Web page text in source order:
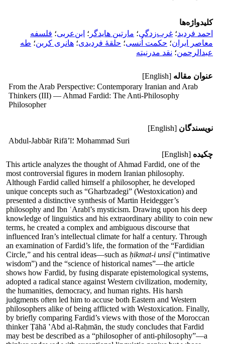
کلیدواژه‌ها
احمد فردید؛ غرب‌زدگی؛ مارتین هایدگر ؛ ابن‌عربی؛ فلسفه
معاصر ایران؛ حکمت اُنسی؛ حلقۀ فردیدی؛ هانری کربن؛ طه
عبدالرحمن؛ نقد مدرنیته
عنوان مقاله [English]
From the Arab Perspective: Contemporary Iranian and Arab
Thinkers (III) — Ahmad Fardid: The Anti-Philosophy
Philosopher
نویسندگان [English]
Abdul-Jabbār Rifā’ī ؛ Mohammad Suri
چکیده [English]
This article analyzes the thought of Ahmad Fardid, one of the
most controversial figures in modern Iranian philosophy.
Although Fardid called himself a philosopher, he developed
unique concepts such as “Gharbzadegi” (Westoxication) and
presented a distinctive synthesis of Martin Heidegger’s
philosophy and Ibn ʿArabī’s mysticism. Drawing upon his deep
knowledge of linguistics and his extraordinary ability to coin new
terms, he created a complex and ambiguous discourse that
influenced Iran’s intellectual climate for half a century. Through
an examination of Fardid’s life, the formation of the “Fardidian
Circle,” and his central ideas—such as ḥikmat-i unsī(“intimative
wisdom”) and the “science of historical names”—the article
shows how Fardid, by fusing disparate epistemological systems,
adopted a radical stance against Western civilization, modernity,
the humanities, democracy, and human rights. His harsh
judgments often led him to accuse both Eastern and Western
philosophers alike of being afflicted with Westoxication. Finally,
by briefly comparing Fardid’s views with those of the Moroccan
thinker Ṭāhā ‛Abd al-Raḥmān, the study concludes that Fardid
may best be described as a “philosopher of anti-philosophy”—a